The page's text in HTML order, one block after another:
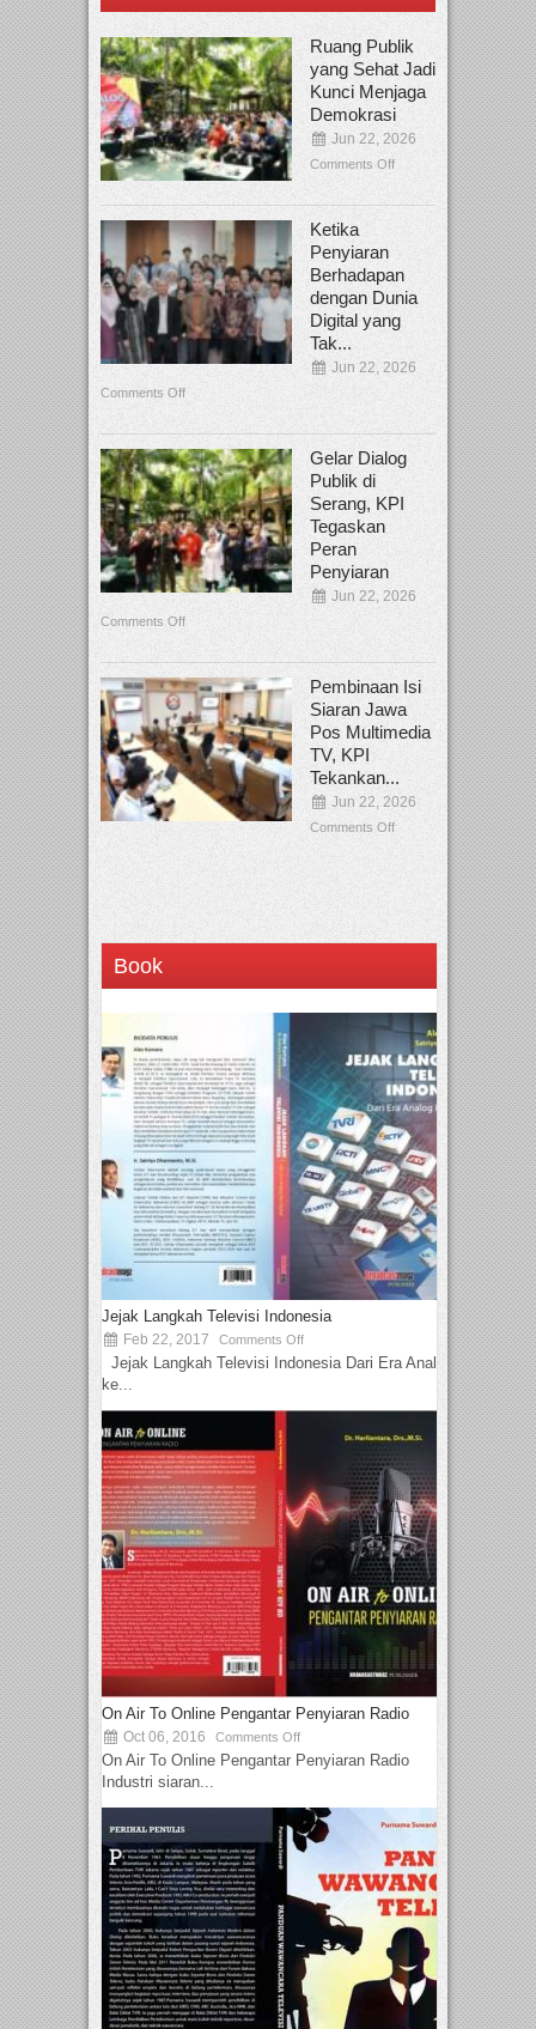
Ruang Publik
yang Sehat Jadi
Kunci Menjaga
Demokrasi
Jun 22, 2026
Comments Off
Ketika
Penyiaran
Berhadapan
dengan Dunia
Digital yang
Tak...
Jun 22, 2026
Comments Off
Gelar Dialog
Publik di
Serang, KPI
Tegaskan
Peran
Penyiaran
Jun 22, 2026
Comments Off
Pembinaan Isi
Siaran Jawa
Pos Multimedia
TV, KPI
Tekankan...
Jun 22, 2026
Comments Off
Book
Jejak Langkah Televisi Indonesia
Feb 22, 2017 Comments Off
Jejak Langkah Televisi Indonesia Dari Era Analog
ke...
On Air To Online Pengantar Penyiaran Radio
Oct 06, 2016 Comments Off
On Air To Online Pengantar Penyiaran Radio
Industri siaran...